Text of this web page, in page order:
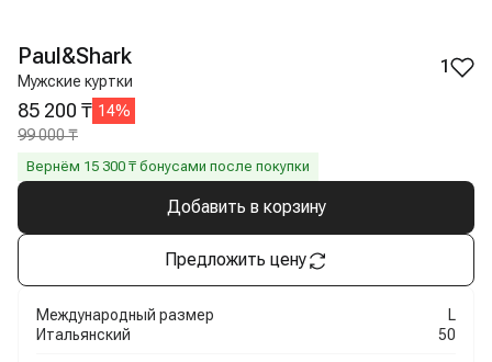
Paul&Shark
Мужские куртки
1
85 200 ₸ 14%
99 000 ₸
Вернём 15 300 ₸ бонусами после покупки
Добавить в корзину
Предложить цену
Международный размер
L
Итальянский
50